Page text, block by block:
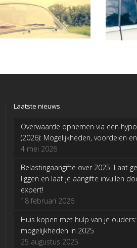
Laatste nieuws
Overwaarde opnemen via een
(2026): Mogelijkheden, voordelen
4 mei 2026
Belastingaangifte over 2025. Laat
liggen en laat je aangifte invullen
expert!
18 februari 2026
Huis kopen met hulp van je
mogelijkheden in 2025
25 augustus 2025